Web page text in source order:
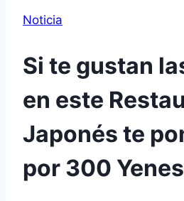
Noticia
Si te gustan
en este
Japonés te
por 300 Yenes